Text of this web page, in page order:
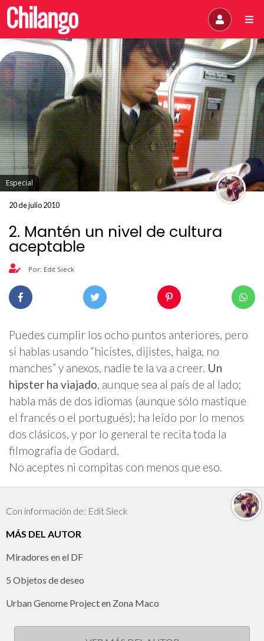
Especial
20 de julio 2010
2. Mantén un nivel de cultura
aceptable
Por: Edit Sieck
Puedes cumplir los ocho puntos anteriores, pero
si hablas usando “hicistes, dijistes, haiga, no
manches” y anexos, nadie te la va a creer. Un
hipster ha viajado , aunque sea al país de al lado;
habla más de dos idiomas (aunque sólo mastique
el francés o el portugués); ha leído por lo menos
dos clásicos, y por lo general te recita toda la
filmografía de Godard.
No aceptes ni compitas con menos que eso.
Con información de: Edit Sieck
MÁS DEL AUTOR
Miradores en el DF
5 Objetos de deseo
Urban Genome Project en Zona Maco